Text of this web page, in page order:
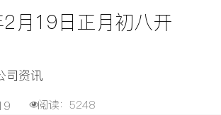
月19日正月初八开
司资讯